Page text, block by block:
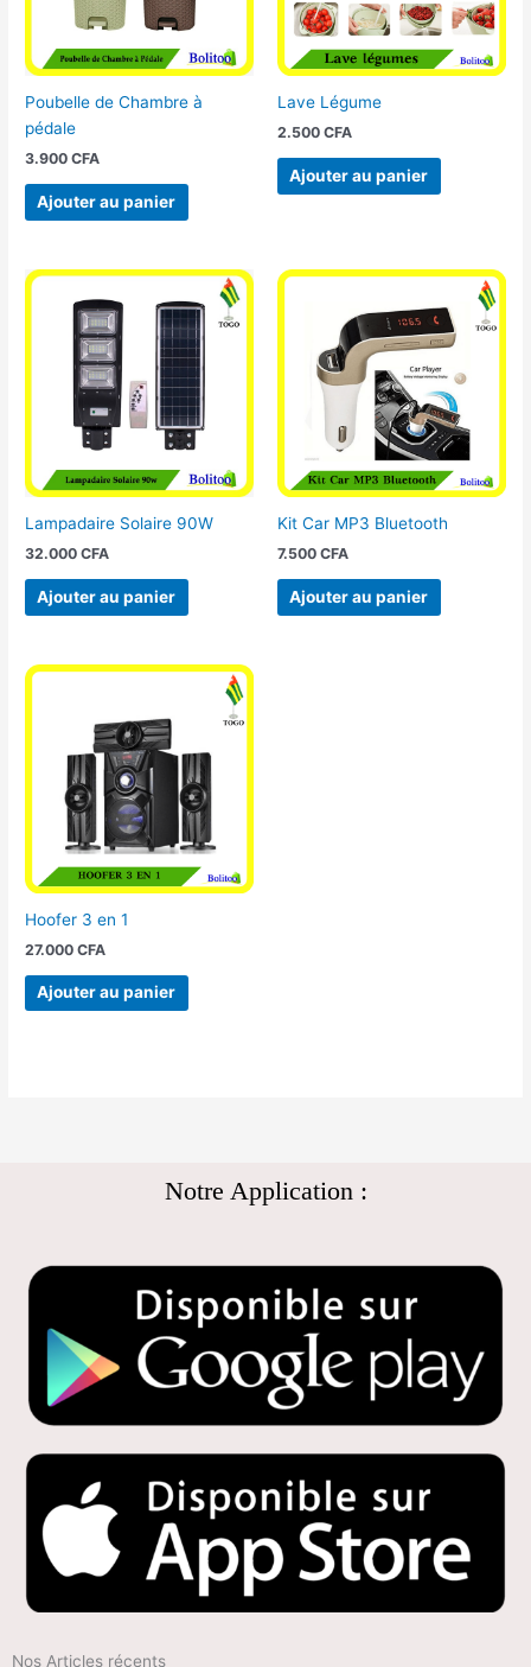
Poubelle de Chambre à
pédale
3.900CFA
Ajouter au panier
Lave Légume
2.500 CFA
Ajouter au panier
Lampadaire Solaire 90W
32.000CFA
Ajouter au panier
Kit Car MP3 Bluetooth
7.500 CFA
Ajouter au panier
Hoofer 3 en 1
27.000CFA
Ajouter au panier
Notre Application :
Nos Articles récents